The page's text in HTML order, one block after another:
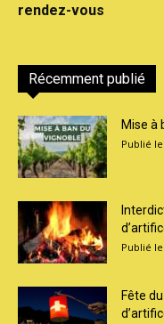
rendez-vous
Récemment publié
Mise à
Fête